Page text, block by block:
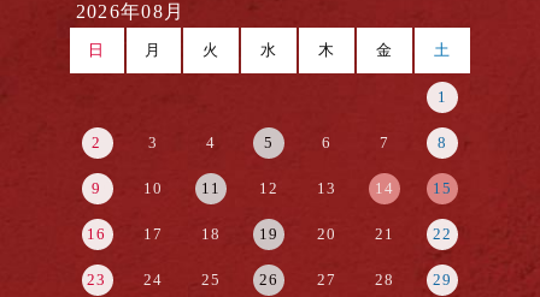
2026年08月
日 月 火 水 木 金 土
1
2 3 4 5 6 7 8
9 10 11 12 13 14 15
16 17 18 19 20 21 22
23 24 25 26 27 28 29